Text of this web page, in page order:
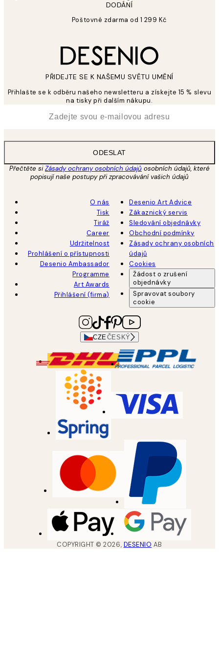
DODÁNÍ
Poštovné zdarma od 1 299 Kč
PŘIDEJTE SE K NAŠEMU SVĚTU UMĚNÍ
Přihlašte se k odběru našeho newsletteru a získejte 15 % slevu
na tisky při dalším nákupu.
ODESLAT
Přečtěte siZásady ochrany osobních údajů osobních údajů, které
popisují naše postupy při zpracovávání vašich údajů
O nás
Tisk
Tiráž
Career
Udržitelnost
Prohlášení o přístupnosti
Desenio Ambassador
Programme
Art Awards
Přihlášení (firma)
Desenio Art Advice
Zákaznický servis
Sledování objednávky
Obchodní podmínky
Zásady ochrany osobních
údajů
Cookies
Žádost o zrušení
objednávky
Spravovat soubory
cookie
CZE ČESKÝ
COPYRIGHT ©2026, DESENIO AB